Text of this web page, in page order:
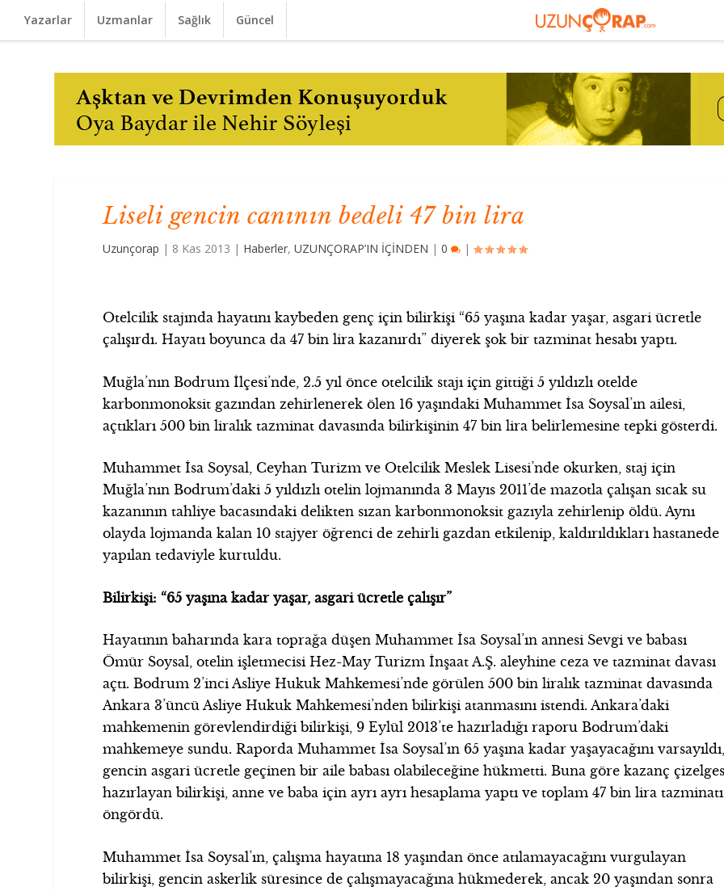
Yazarlar Uzmanlar Sağlık Güncel
Liseli gencin canının bedeli 47 bin lira
Uzunçorap | 8 Kas 2013 | Haberler,UZUNÇORAP’IN İÇİNDEN |0 |
Otelcilik stajında hayatını kaybeden genç için bilirkişi “65 yaşına kadar yaşar, asgari ücretle
çalışırdı. Hayatı boyunca da 47 bin lira kazanırdı” diyerek şok bir tazminat hesabı yaptı.
Muğla’nın Bodrum İlçesi’nde, 2.5 yıl önce otelcilik stajı için gittiği 5 yıldızlı otelde
karbonmonoksit gazından zehirlenerek ölen 16 yaşındaki Muhammet İsa Soysal’ın ailesi,
açtıkları 500 bin liralık tazminat davasında bilirkişinin 47 bin lira belirlemesine tepki gösterdi.
Muhammet İsa Soysal, Ceyhan Turizm ve Otelcilik Meslek Lisesi’nde okurken, staj için
Muğla’nın Bodrum’daki 5 yıldızlı otelin lojmanında 3 Mayıs 2011’de mazotla çalışan sıcak su
kazanının tahliye bacasındaki delikten sızan karbonmonoksit gazıyla zehirlenip öldü. Aynı
olayda lojmanda kalan 10 stajyer öğrenci de zehirli gazdan etkilenip, kaldırıldıkları hastanede
yapılan tedaviyle kurtuldu.
Bilirkişi: “65 yaşına kadar yaşar, asgari ücretle çalışır”
Hayatının baharında kara toprağa düşen Muhammet İsa Soysal’ın annesi Sevgi ve babası
Ömür Soysal, otelin işletmecisi Hez-May Turizm İnşaat A.Ş. aleyhine ceza ve tazminat davası
açtı. Bodrum 2’inci Asliye Hukuk Mahkemesi’nde görülen 500 bin liralık tazminat davasında
Ankara 3’üncü Asliye Hukuk Mahkemesi’nden bilirkişi atanmasını istendi. Ankara’daki
mahkemenin görevlendirdiği bilirkişi, 9 Eylül 2013’te hazırladığı raporu Bodrum’daki
mahkemeye sundu. Raporda Muhammet İsa Soysal’ın 65 yaşına kadar yaşayacağını
gencin asgari ücretle geçinen bir aile babası olabileceğine hükmetti. Buna göre kazanç
hazırlayan bilirkişi, anne ve baba için ayrı ayrı hesaplama yaptı ve toplam 47 bin lira tazminatı
öngördü.
Muhammet İsa Soysal’ın, çalışma hayatına 18 yaşından önce atılamayacağını vurgulayan
bilirkişi, gencin askerlik süresince de çalışmayacağına hükmederek, ancak 20 yaşından sonra